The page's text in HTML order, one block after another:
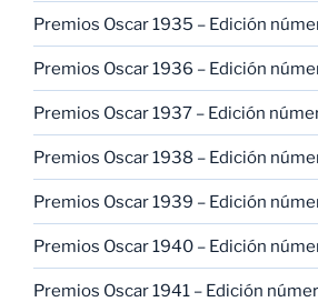
Premios Oscar 1935 – Edición
Premios Oscar 1936 – Edición
Premios Oscar 1937 – Edición
Premios Oscar 1938 – Edición
Premios Oscar 1939 – Edición
Premios Oscar 1940 – Edición
Premios Oscar 1941 – Edición